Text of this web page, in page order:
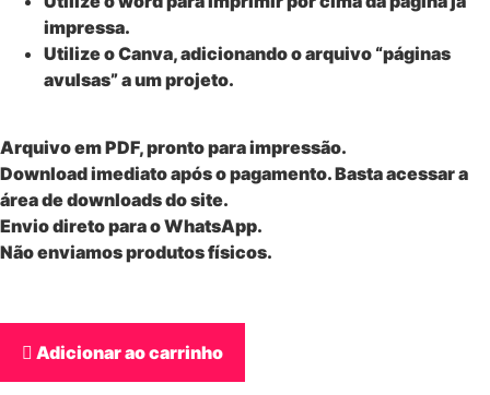
impressa.
Utilize o Canva, adicionando o arquivo “páginas
avulsas” a um projeto.
Arquivo em PDF, pronto para impressão.
Download imediato após o pagamento. Basta acessar a
área de downloads do site.
Envio direto para o WhatsApp.
Não enviamos produtos físicos.
Adicionar ao carrinho